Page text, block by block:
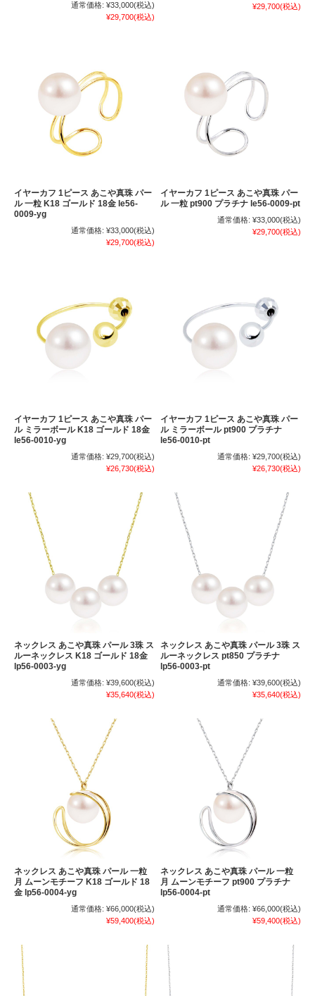
通常価格: ¥33,000(税込)
¥29,700(税込)
¥29,700(税込)
イヤーカフ 1ピース あこや真珠 パー
ル 一粒 K18 ゴールド 18金 le56-
0009-yg
通常価格: ¥33,000(税込)
¥29,700(税込)
イヤーカフ 1ピース あこや真珠 パー
ル 一粒 pt900 プラチナ le56-0009-pt
通常価格: ¥33,000(税込)
¥29,700(税込)
イヤーカフ 1ピース あこや真珠 パー
ル ミラーボール K18 ゴールド 18金
le56-0010-yg
通常価格: ¥29,700(税込)
¥26,730(税込)
イヤーカフ 1ピース あこや真珠 パー
ル ミラーボール pt900 プラチナ
le56-0010-pt
通常価格: ¥29,700(税込)
¥26,730(税込)
ネックレス あこや真珠 パール 3珠 ス
ルーネックレス K18 ゴールド 18金
lp56-0003-yg
通常価格: ¥39,600(税込)
¥35,640(税込)
ネックレス あこや真珠 パール 3珠 ス
ルーネックレス pt850 プラチナ
lp56-0003-pt
通常価格: ¥39,600(税込)
¥35,640(税込)
ネックレス あこや真珠 パール 一粒
月 ムーンモチーフ K18 ゴールド 18
金 lp56-0004-yg
通常価格: ¥66,000(税込)
¥59,400(税込)
ネックレス あこや真珠 パール 一粒
月 ムーンモチーフ pt900 プラチナ
lp56-0004-pt
通常価格: ¥66,000(税込)
¥59,400(税込)